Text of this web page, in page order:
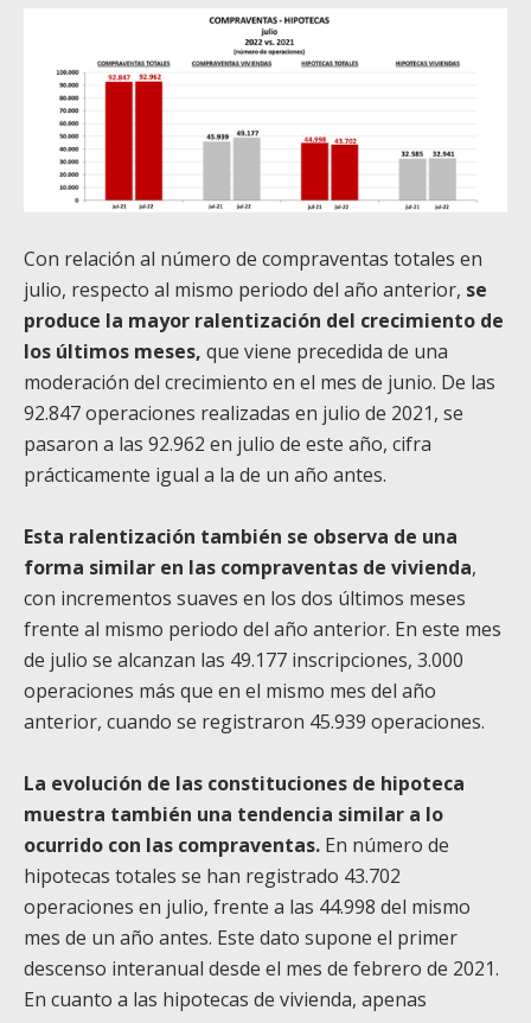
Con relación al número de compraventas totales en
julio, respecto al mismo periodo del año anterior, se
produce la mayor ralentización del crecimiento de
los últimos meses, que viene precedida de una
moderación del crecimiento en el mes de junio. De las
92.847 operaciones realizadas en julio de 2021, se
pasaron a las 92.962 en julio de este año, cifra
prácticamente igual a la de un año antes.
Esta ralentización también se observa de una
forma similar en las compraventas de vivienda,
con incrementos suaves en los dos últimos meses
frente al mismo periodo del año anterior. En este mes
de julio se alcanzan las 49.177 inscripciones, 3.000
operaciones más que en el mismo mes del año
anterior, cuando se registraron 45.939 operaciones.
La evolución de las constituciones de hipoteca
muestra también una tendencia similar a lo
ocurrido con las compraventas. En número de
hipotecas totales se han registrado 43.702
operaciones en julio, frente a las 44.998 del mismo
mes de un año antes. Este dato supone el primer
descenso interanual desde el mes de febrero de 2021.
En cuanto a las hipotecas de vivienda, apenas